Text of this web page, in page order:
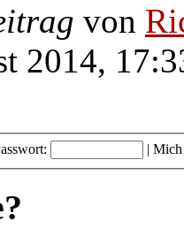
von
2014,
| Mich